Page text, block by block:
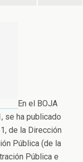
En el BOJA
se ha publicado
de la Dirección
Pública (de la
Pública e